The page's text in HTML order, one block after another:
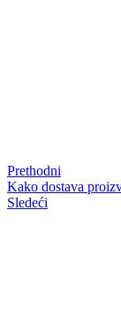
Prethodni
Kako dostava
Sledeći